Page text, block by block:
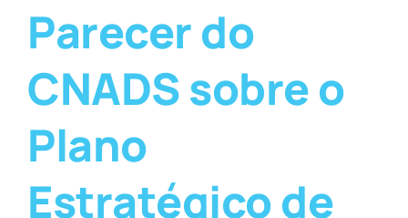
Parecer do
CNADS sobre o
Plano
Estratégico de